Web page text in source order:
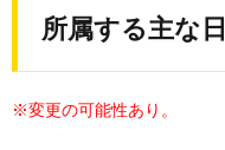
所属する主な
※変更の可能性あり。